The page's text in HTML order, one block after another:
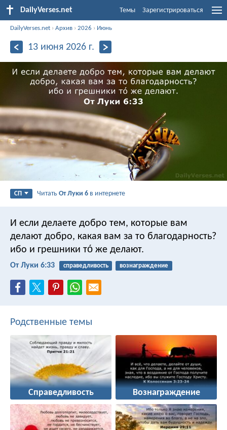
DailyVerses.net Темы Зарегистрироваться
DailyVerses.net ›Архив ›2026 › Июнь
13 июня 2026 г.
СП ЧитатьОт Луки 6 в интернете
И если делаете добро тем, которые вам
делают добро, какая вам за то благодарность?
ибо и грешники то́ же делают.
От Луки 6:33 справедливость вознаграждение
Родственные темы
Справедливость Вознаграждение